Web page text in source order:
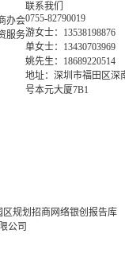
办会
服务
联系我们
0755-82790019
游女士：13538198876
单女士：13430703969
姚先生：18689220514
地址：深圳市福田区深
号本元大厦7B1
规划 招商网络银创报告库
公司